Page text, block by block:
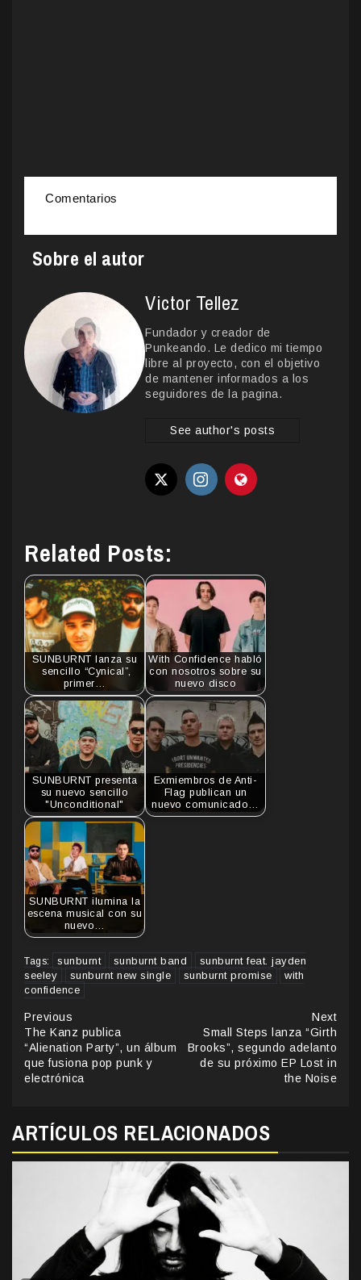
Comentarios
Sobre el autor
Victor Tellez
Fundador y creador de
Punkeando. Le dedico mi tiempo
libre al proyecto, con el objetivo
de mantener informados a los
seguidores de la pagina.
See author's posts
Related Posts:
SUNBURNT lanza su
sencillo “Cynical”,
primer…
With Confidence habló
con nosotros sobre su
nuevo disco
SUNBURNT presenta
su nuevo sencillo
"Unconditional"
Exmiembros de Anti-
Flag publican un
nuevo comunicado…
SUNBURNT ilumina la
escena musical con su
nuevo…
Tags: sunburnt sunburnt band
sunburnt feat. jayden
seeley
sunburnt new single sunburnt promise
with
confidence
Continue
Reading
Previous
The Kanz publica
“Alienation Party”, un álbum
que fusiona pop punk y
electrónica
Next
Small Steps lanza “Girth
Brooks”, segundo adelanto
de su próximo EP Lost in
the Noise
ARTÍCULOS RELACIONADOS